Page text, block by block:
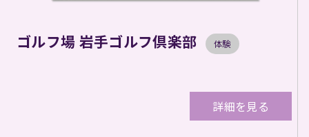
ゴルフ場 岩手ゴルフ倶楽部 体験
詳細を見る